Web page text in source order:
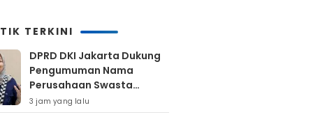
TERKINI
DPRD DKI Jakarta Dukung
Pengumuman Nama
Perusahaan Swasta
Pembuang Sampah Ilegal
3 jam yang lalu